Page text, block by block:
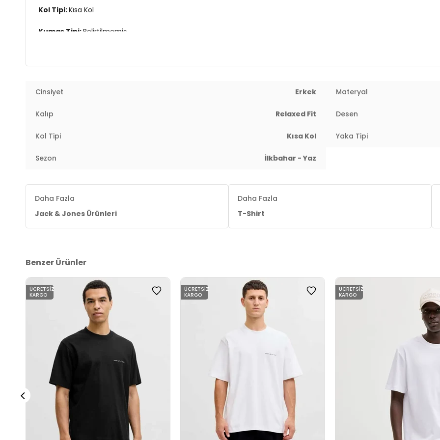
Kol Tipi:Kısa Kol
Kumaş Tipi:Belirtilmemiş
Yaş Grubu:
Menşei:
Cinsiyet Erkek Materyal
Kalıp Relaxed Fit Desen
Kol Tipi Kısa Kol Yaka Tipi
Sezon İlkbahar - Yaz
Daha Fazla
Jack & Jones Ürünleri
Daha Fazla
T-Shirt
Benzer Ürünler
ÜCRETSIZ
KARGO
ÜCRETSIZ
KARGO
ÜCRETSIZ
KARGO